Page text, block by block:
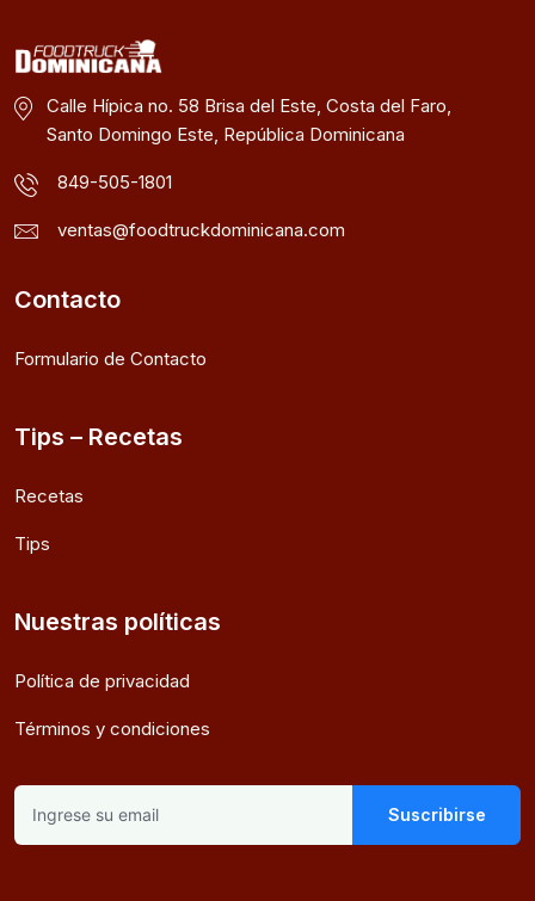
Calle Hípica no. 58 Brisa del Este, Costa del Faro,
Santo Domingo Este, República Dominicana
849-505-1801
ventas@foodtruckdominicana.com
Contacto
Formulario de Contacto
Tips – Recetas
Recetas
Tips
Nuestras políticas
Política de privacidad
Términos y condiciones
Suscribirse